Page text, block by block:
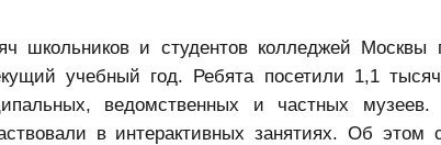
школьников и студентов колледжей Москвы
учебный год. Ребята посетили 1,1
ведомственных и частных
в интерактивных занятиях. Об